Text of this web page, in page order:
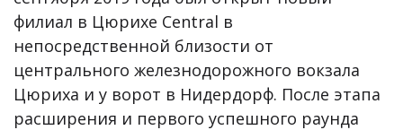
филиал в Цюрихе Central в
непосредственной близости от
центрального железнодорожного вокзала
Цюриха и у ворот в Нидердорф. После этапа
расширения и первого успешного раунда